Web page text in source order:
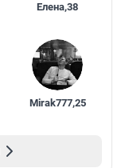
Елена,38
Mirak777,25